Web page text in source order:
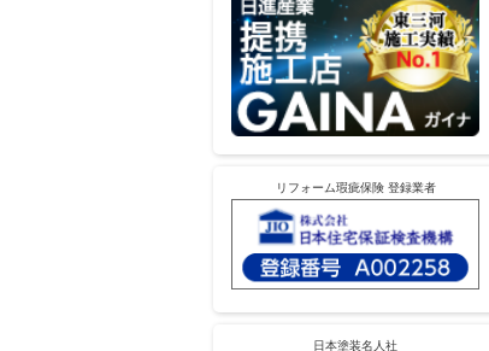
リフォーム瑕疵保険 登録業者
日本塗装名人社